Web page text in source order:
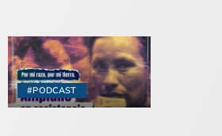
#PODCAST